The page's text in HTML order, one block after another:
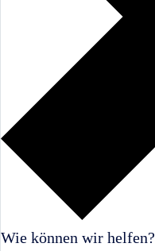
Wie können wir helfen?